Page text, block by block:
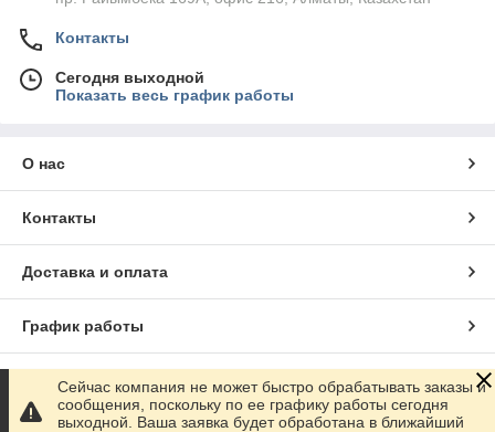
Контакты
Сегодня выходной
Показать весь график работы
О нас
Контакты
Доставка и оплата
График работы
Полная версия сайта
Сейчас компания не может быстро обрабатывать заказы и
сообщения, поскольку по ее графику работы сегодня
выходной. Ваша заявка будет обработана в ближайший